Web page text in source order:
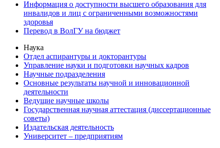
Информация о доступности высшего образования для
инвалидов и лиц с ограниченными возможностями
здоровья
Перевод в ВолГУ на бюджет
Наука
Отдел аспирантуры и докторантуры
Управление науки и подготовки научных кадров
Научные подразделения
Основные результаты научной и инновационной
деятельности
Ведущие научные школы
Государственная научная аттестация (диссертационные
советы)
Издательская деятельность
Университет – предприятиям